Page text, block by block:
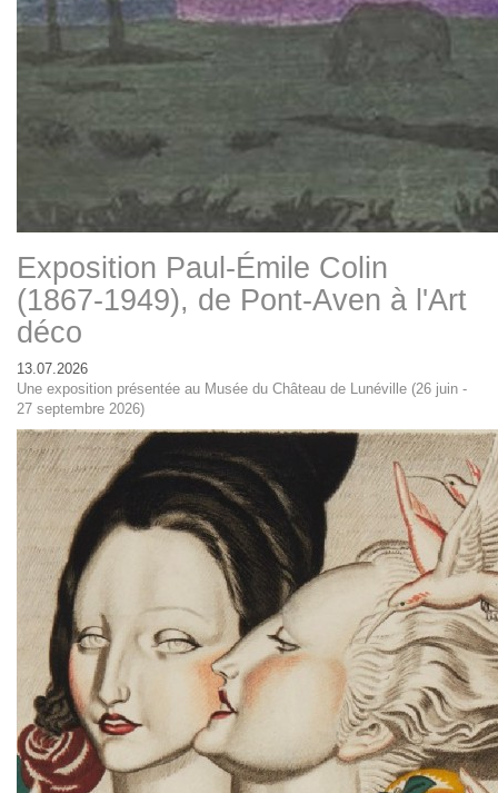
Exposition Paul-Émile Colin
(1867-1949), de Pont-Aven à l'Art
déco
13.07.2026
Une exposition présentée au Musée du Château de Lunéville (26 juin -
27 septembre 2026)